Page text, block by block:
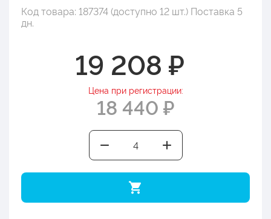
Код товара: 187374 (доступно 12 шт.) Поставка 5
дн.
19 208 ₽
Цена при регистрации:
18 440 ₽